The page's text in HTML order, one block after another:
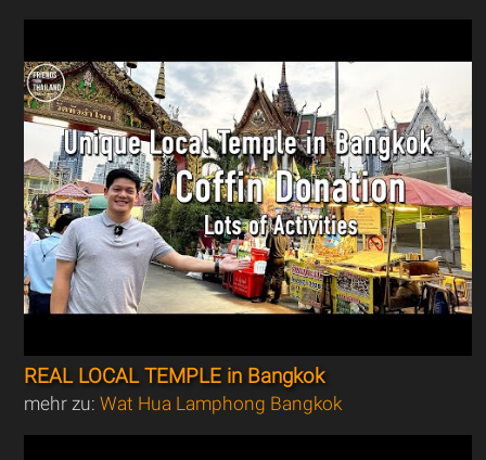
REAL LOCAL TEMPLE in Bangkok
mehr zu:Wat Hua Lamphong Bangkok